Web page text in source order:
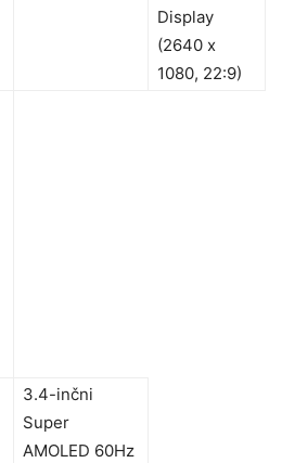
Display
(2640 x
1080, 22:9)
3.4-inčni
Super
AMOLED 60Hz